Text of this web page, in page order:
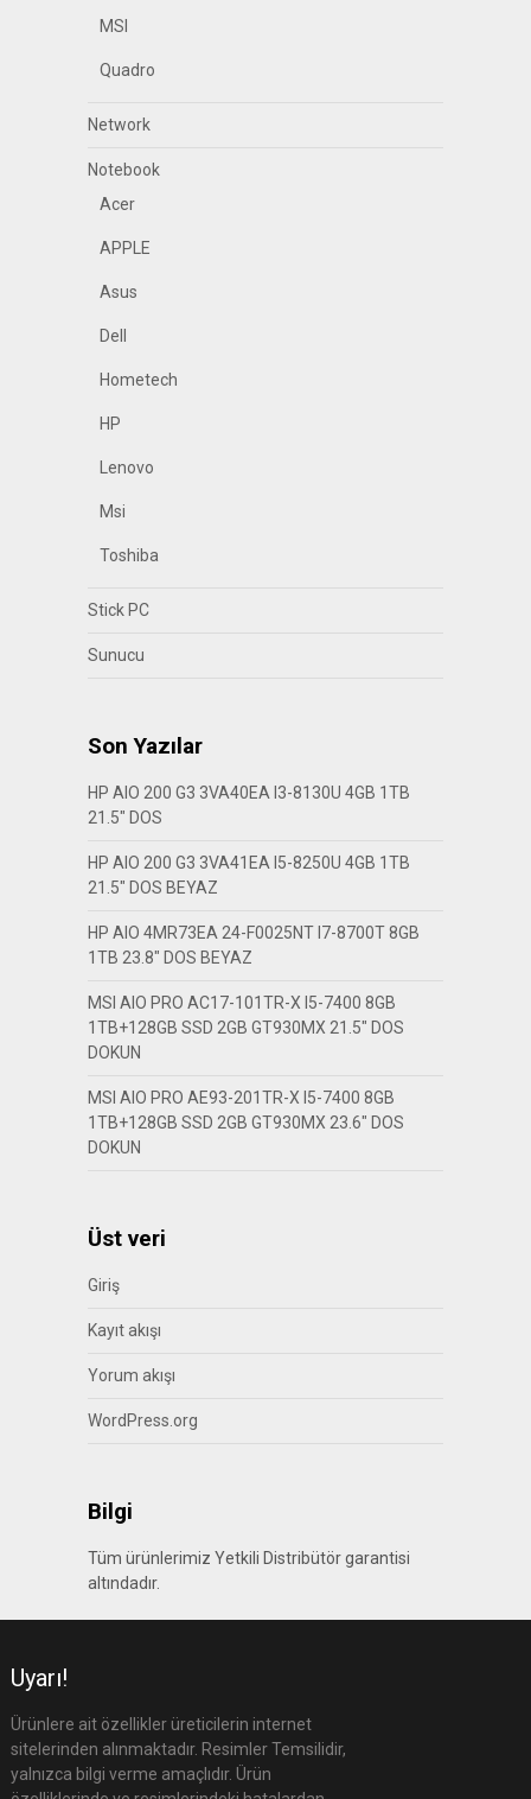
MSI
Quadro
Network
Notebook
Acer
APPLE
Asus
Dell
Hometech
HP
Lenovo
Msi
Toshiba
Stick PC
Sunucu
Son Yazılar
HP AIO 200 G3 3VA40EA I3-8130U 4GB 1TB
21.5″ DOS
HP AIO 200 G3 3VA41EA I5-8250U 4GB 1TB
21.5″ DOS BEYAZ
HP AIO 4MR73EA 24-F0025NT I7-8700T 8GB
1TB 23.8″ DOS BEYAZ
MSI AIO PRO AC17-101TR-X I5-7400 8GB
1TB+128GB SSD 2GB GT930MX 21.5″ DOS
DOKUN
MSI AIO PRO AE93-201TR-X I5-7400 8GB
1TB+128GB SSD 2GB GT930MX 23.6″ DOS
DOKUN
Üst veri
Giriş
Kayıt akışı
Yorum akışı
WordPress.org
Bilgi
Tüm ürünlerimiz Yetkili Distribütör garantisi
altındadır.
Uyarı!
Ürünlere ait özellikler üreticilerin internet
sitelerinden alınmaktadır. Resimler Temsilidir,
yalnızca bilgi verme amaçlıdır. Ürün